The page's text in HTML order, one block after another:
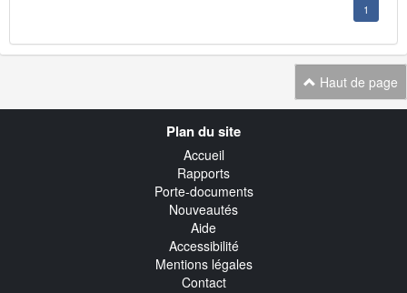
1
Haut de page
Plan du site
Accueil
Rapports
Porte-documents
Nouveautés
Aide
Accessibilité
Mentions légales
Contact